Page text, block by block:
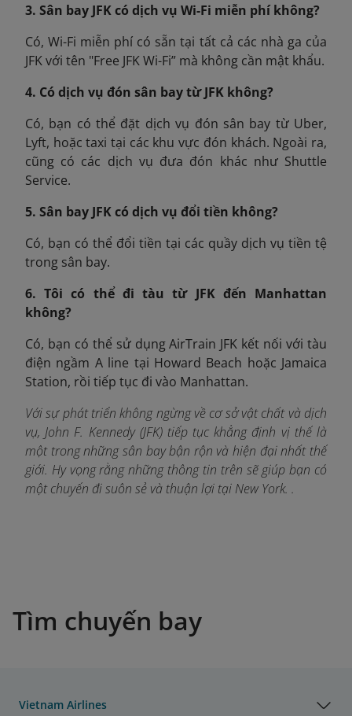
3. Sân bay JFK có dịch vụ Wi-Fi miễn phí không?
Có, Wi-Fi miễn phí có sẵn tại tất cả các nhà ga của
JFK với tên "Free JFK Wi-Fi” mà không cần mật khẩu.
4. Có dịch vụ đón sân bay từ JFK không?
Có, bạn có thể đặt dịch vụ đón sân bay từ Uber,
Lyft, hoặc taxi tại các khu vực đón khách. Ngoài ra,
cũng có các dịch vụ đưa đón khác như Shuttle
Service.
5. Sân bay JFK có dịch vụ đổi tiền không?
Có, bạn có thể đổi tiền tại các quầy dịch vụ tiền tệ
trong sân bay.
6. Tôi có thể đi tàu từ JFK đến Manhattan
không?
Có, bạn có thể sử dụng AirTrain JFK kết nối với tàu
điện ngầm A line tại Howard Beach hoặc Jamaica
Station, rồi tiếp tục đi vào Manhattan.
Với sự phát triển không ngừng về cơ sở vật chất và dịch
vụ, John F. Kennedy (JFK) tiếp tục khẳng định vị thế là
một trong những sân bay bận rộn và hiện đại nhất thế
giới. Hy vọng rằng những thông tin trên sẽ giúp bạn có
một chuyến đi suôn sẻ và thuận lợi tại New York. .
Tìm chuyến bay
Vietnam Airlines